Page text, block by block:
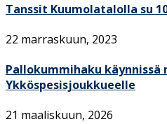
Tanssit Kuumolatalolla su
22 marraskuun, 2023
Pallokummihaku käynnissä
Ykköspesisjoukkueelle
21 maaliskuun, 2026